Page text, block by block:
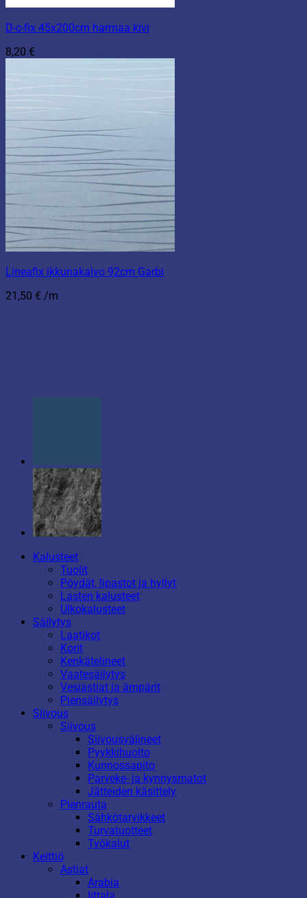
D-c-fix 45x200cm harmaa kivi
8,20 €
Lineafix ikkunakalvo 92cm Garbi
21,50 € /m
Kalusteet
Tuolit
Pöydät, lipastot ja hyllyt
Lasten kalusteet
Ulkokalusteet
Säilytys
Laatikot
Korit
Kenkätelineet
Vaatesäilytys
Vesiastiat ja ämpärit
Piensäilytys
Siivous
Siivous
Siivousvälineet
Pyykkihuolto
Kunnossapito
Parveke- ja kynnysmatot
Jätteiden käsittely
Pienrauta
Sähkötarvikkeet
Turvatuotteet
Työkalut
Keittiö
Astiat
Arabia
Iittala